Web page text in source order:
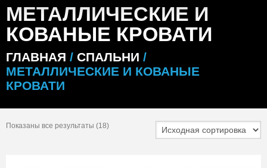
МЕТАЛЛИЧЕСКИЕ И
КОВАНЫЕ КРОВАТИ
ГЛАВНАЯ / СПАЛЬНИ /
МЕТАЛЛИЧЕСКИЕ И КОВАНЫЕ
КРОВАТИ
Показаны все результаты (18)